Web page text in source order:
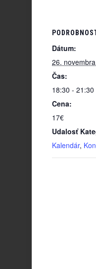
Dátum:
26.
Čas:
18:30 - 21:30
Cena:
17€
Udalosť
Kalendár,